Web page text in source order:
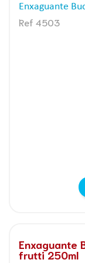
Enxaguante
Ref 4503
Enxaguante
frutti 250ml